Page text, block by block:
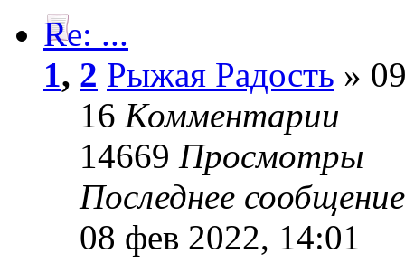
Re: ...
1, 2 Рыжая Радость »
16 Комментарии
14669 Просмотры
Последнее
08 фев 2022, 14:01